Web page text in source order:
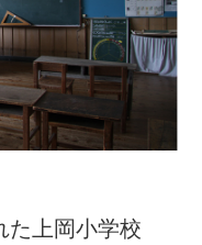
た上岡小学校